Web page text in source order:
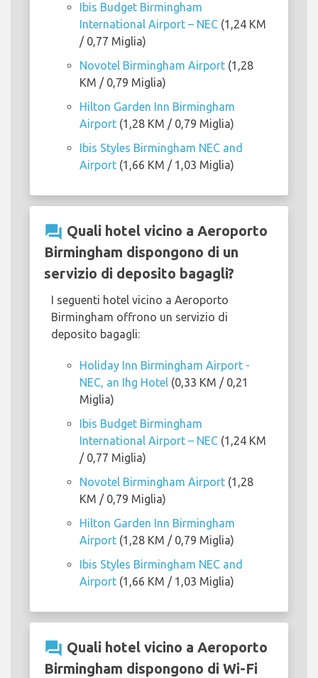
Ibis Budget Birmingham
International Airport – NEC (1,24 KM
/ 0,77 Miglia)
Novotel Birmingham Airport (1,28
KM / 0,79 Miglia)
Hilton Garden Inn Birmingham
Airport (1,28 KM / 0,79 Miglia)
Ibis Styles Birmingham NEC and
Airport (1,66 KM / 1,03 Miglia)
question_answer Quali hotel vicino a Aeroporto
Birmingham dispongono di un
servizio di deposito bagagli?
I seguenti hotel vicino a Aeroporto
Birmingham offrono un servizio di
deposito bagagli:
Holiday Inn Birmingham Airport -
NEC, an Ihg Hotel (0,33 KM / 0,21
Miglia)
Ibis Budget Birmingham
International Airport – NEC (1,24 KM
/ 0,77 Miglia)
Novotel Birmingham Airport (1,28
KM / 0,79 Miglia)
Hilton Garden Inn Birmingham
Airport (1,28 KM / 0,79 Miglia)
Ibis Styles Birmingham NEC and
Airport (1,66 KM / 1,03 Miglia)
question_answer Quali hotel vicino a Aeroporto
Birmingham dispongono di Wi-Fi